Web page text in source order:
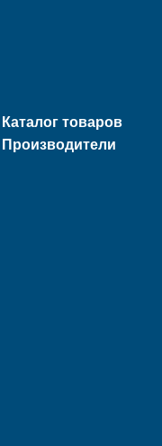
Каталог товаров
Производители